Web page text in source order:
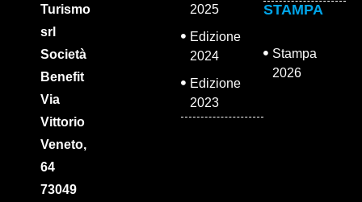
Turismo
srl
Società
Benefit
Via
Vittorio
Veneto,
64
73049
2025
Edizione
2024
Edizione
2023
STAMPA
Stampa
2026